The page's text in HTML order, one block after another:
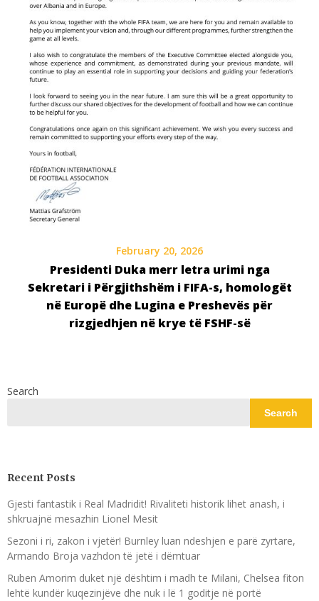
February 20, 2026
Presidenti Duka merr letra urimi nga
Sekretari i Përgjithshëm i FIFA-s, homologët
në Europë dhe Lugina e Preshevës për
rizgjedhjen në krye të FSHF-së
Search
Search
Recent Posts
Gjesti fantastik i Real Madridit! Rivaliteti historik lihet anash, i
shkruajnë mesazhin Lionel Mesit
Sezoni i ri, zakon i vjetër! Burnley luan ndeshjen e parë zyrtare,
Armando Broja vazhdon të jetë i dëmtuar
Ruben Amorim duket një dështim i madh te Milani, Chelsea fiton
lehtë kundër kuqezinjëve dhe nuk i lë 1 goditje në portë